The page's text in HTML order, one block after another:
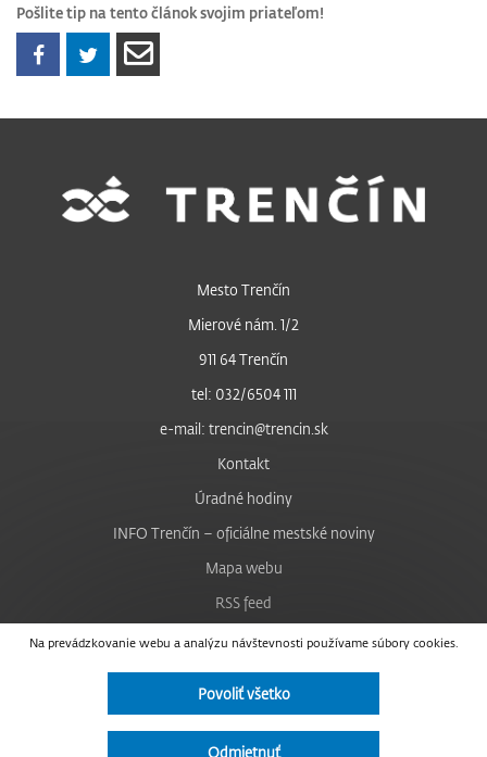
Pošlite tip na tento článok svojim priateľom!
Na prevádzkovanie webu a analýzu návštevnosti používame súbory cookies.
Povoliť všetko
Odmietnuť
Mesto Trenčín
Mierové nám. 1/2
911 64 Trenčín
tel: 032/6504 111
e-mail: trencin@trencin.sk
Kontakt
Úradné hodiny
INFO Trenčín – oficiálne mestské noviny
Mapa webu
RSS feed
Nastavenie cookies
Facebook
Instagram